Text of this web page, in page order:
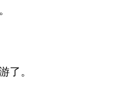
了。